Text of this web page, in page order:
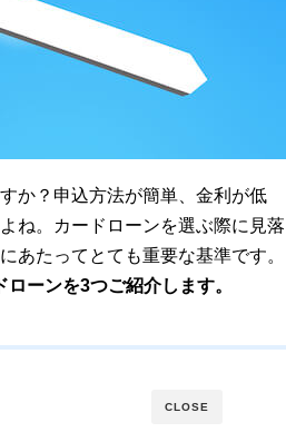
か？申込方法が簡単、金利が低
ね。カードローンを選ぶ際に見落
あたってとても重要な基準です。
ーンを3つご紹介します。
CLOSE